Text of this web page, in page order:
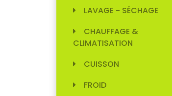
LAVAGE - SÉCHAGE
CHAUFFAGE &
CLIMATISATION
CUISSON
FROID